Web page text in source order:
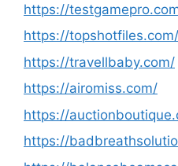
https://
https://topshotfiles.com/
https://travellbaby.com/
https://airomiss.com/
https://
https://